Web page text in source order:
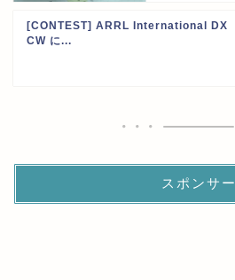
[CONTEST] ARRL International DX
CW に...
スポンサー